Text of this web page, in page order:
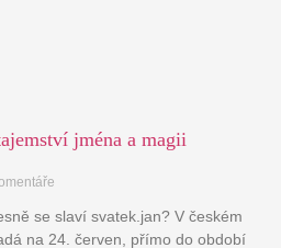
jména a magii
se slaví svatek.jan? V českém
na 24. červen, přímo do období